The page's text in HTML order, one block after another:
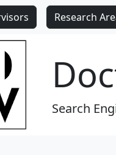
Research
Search